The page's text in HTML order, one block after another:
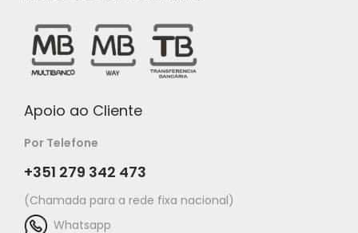
Apoio ao Cliente
Por Telefone
+351 279 342 473
(Chamada para a rede fixa nacional)
Whatsapp